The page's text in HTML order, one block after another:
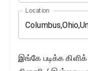
Location
இங்கே படிக்க